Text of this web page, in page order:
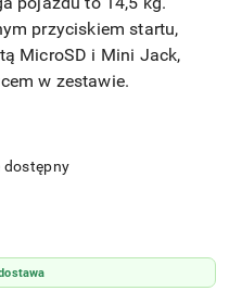
przyciskiem startu,
MicroSD i Mini Jack,
w zestawie.
dostępny